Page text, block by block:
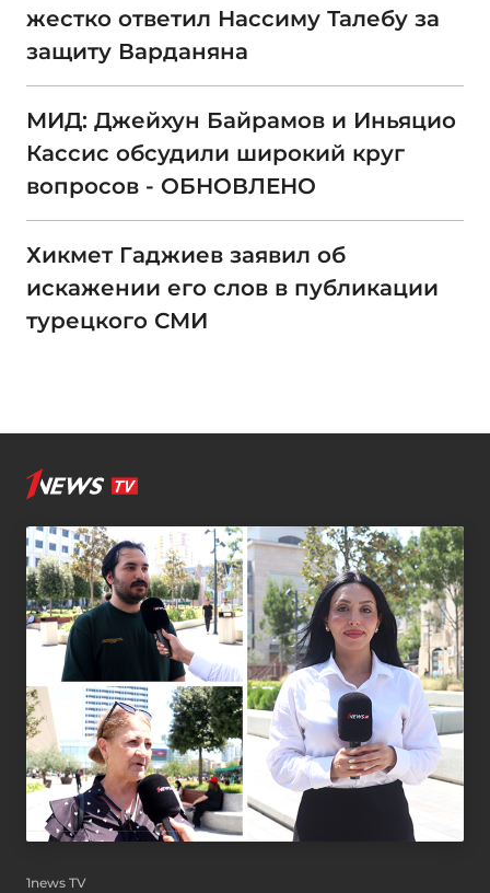
жестко ответил Нассиму Талебу за
защиту Варданяна
МИД: Джейхун Байрамов и Иньяцио
Кассис обсудили широкий круг
вопросов - ОБНОВЛЕНО
Хикмет Гаджиев заявил об
искажении его слов в публикации
турецкого СМИ
1news TV